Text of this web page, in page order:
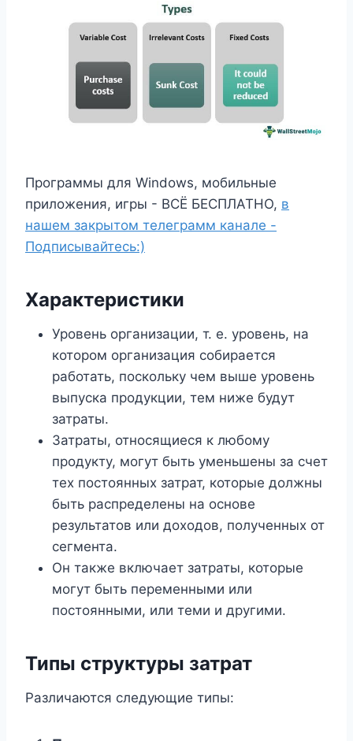
Программы для Windows, мобильные
приложения, игры - ВСЁ БЕСПЛАТНО, в
нашем закрытом телеграмм канале -
Подписывайтесь:)
Характеристики
Уровень организации, т. е. уровень, на
котором организация собирается
работать, поскольку чем выше уровень
выпуска продукции, тем ниже будут
затраты.
Затраты, относящиеся к любому
продукту, могут быть уменьшены за счет
тех постоянных затрат, которые должны
быть распределены на основе
результатов или доходов, полученных от
сегмента.
Он также включает затраты, которые
могут быть переменными или
постоянными, или теми и другими.
Типы структуры затрат
Различаются следующие типы: